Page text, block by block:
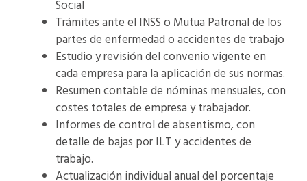
Social
Trámites ante el INSS o Mutua Patronal de los
partes de enfermedad o accidentes de trabajo
Estudio y revisión del convenio vigente en
cada empresa para la aplicación de sus normas.
Resumen contable de nóminas mensuales, con
costes totales de empresa y trabajador.
Informes de control de absentismo, con
detalle de bajas por ILT y accidentes de
trabajo.
Actualización individual anual del porcentaje